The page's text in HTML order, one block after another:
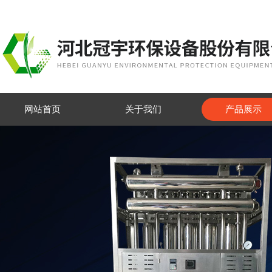
网站首页 关于我们 产品展示